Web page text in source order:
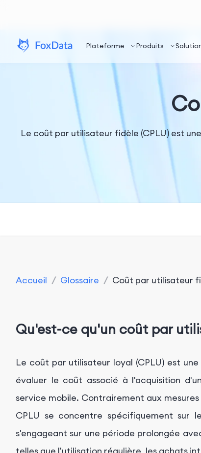
Plateforme Produits
Le coût par utilisateur fidèle (CPLU) est
Accueil / Glossaire / Coût par utilisateur
Qu'est-ce qu'un coût par
Le coût par utilisateur loyal (CPLU) est
évaluer le coût associé à l'acquisition
service mobile. Contrairement aux
CPLU se concentre spécifiquement sur
s'engageant sur une période prolongée
telles que l'utilisation régulière, les achats